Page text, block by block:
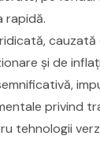
rapidă.
cauzată
și de
privind
tehnologii